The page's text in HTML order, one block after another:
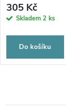
305 Kč
Skladem 2 ks
Do košíku